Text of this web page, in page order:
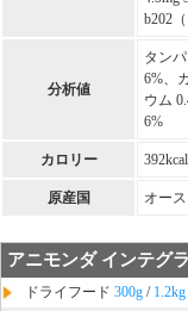
b202
分析値
タン
6%、
ウム
6%
カロリー
原産国 オー
アニモンダ インテグ
ドライフード 300g / 1.2kg